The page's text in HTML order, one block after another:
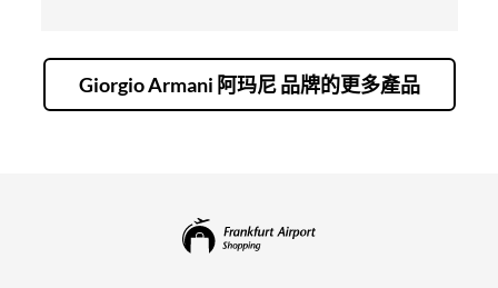
Giorgio Armani 阿玛尼 品牌的更多產品